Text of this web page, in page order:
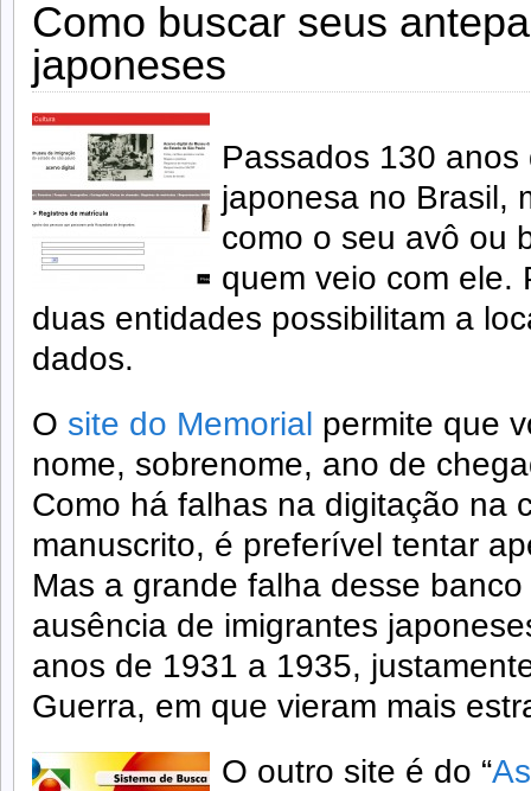
Como buscar seus
japoneses
Passados 130
japonesa no Brasil,
como o seu avô ou
quem veio com ele.
duas entidades possibilitam a
dados.
O site do Memorial permite que
nome, sobrenome, ano de
Como há falhas na digitação na
manuscrito, é preferível tentar
Mas a grande falha desse
ausência de imigrantes
anos de 1931 a 1935,
Guerra, em que vieram mais
O outro site é do “